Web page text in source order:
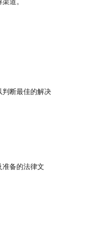
道。
断最佳的解决
备的法律文